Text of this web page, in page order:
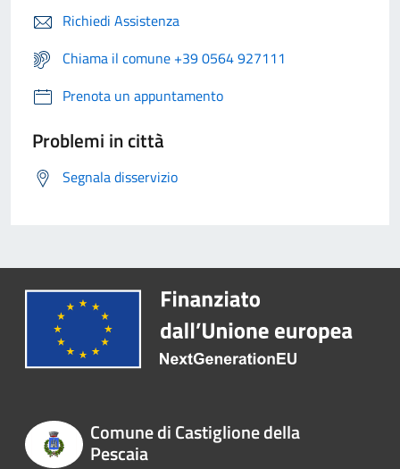
Richiedi Assistenza
Chiama il comune +39 0564 927111
Prenota un appuntamento
Problemi in città
Segnala disservizio
Comune di Castiglione della
Pescaia